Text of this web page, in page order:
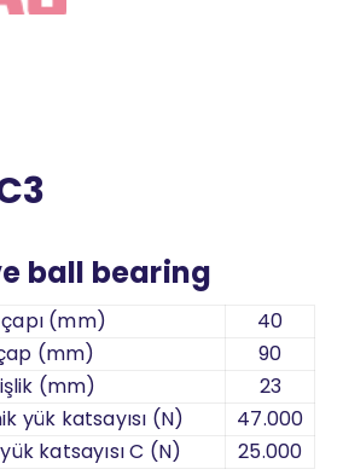
ball bearing
(mm)
40
(mm)
90
(mm)
23
yük katsayısı (N)
47.000
katsayısı C (N)
25.000